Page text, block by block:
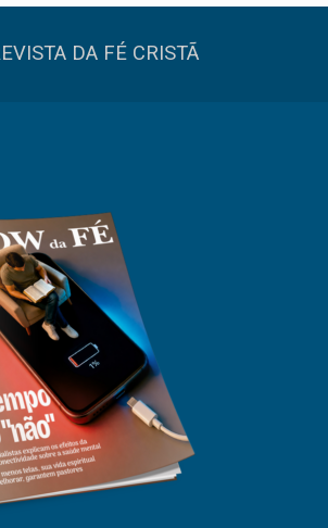
DA FÉ CRISTÃ